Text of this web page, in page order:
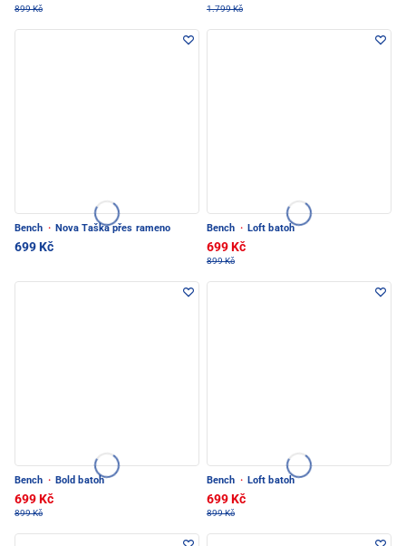
899 Kč 1.799 Kč
Bench · Nova Taška přes rameno
699 Kč
Bench · Loft batoh
699 Kč
899 Kč
Bench · Bold batoh
699 Kč
899 Kč
Bench · Loft batoh
699 Kč
899 Kč